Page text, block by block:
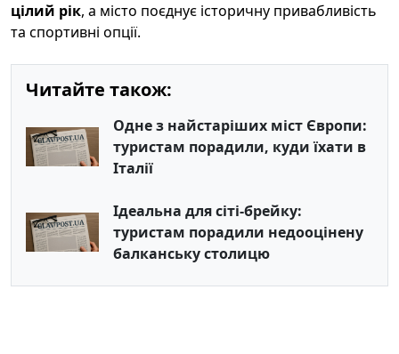
цілий рік, а місто поєднує історичну привабливість
та спортивні опції.
Читайте також:
Одне з найстаріших міст Європи:
туристам порадили, куди їхати в
Італії
Ідеальна для сіті-брейку:
туристам порадили недооцінену
балканську столицю